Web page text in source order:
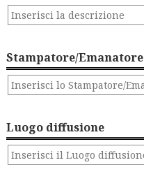
Stampatore/Emanatore
Luogo diffusione